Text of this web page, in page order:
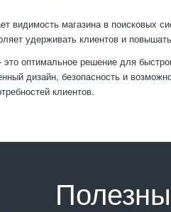
видимость магазина в поисковых
удерживать клиентов и
оптимальное решение для
дизайн, безопасность и
клиентов.